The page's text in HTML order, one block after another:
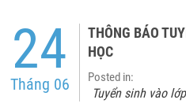
24
Tháng 06
THÔNG BÁO
HỌC
Posted in:
Tuyển sinh vào